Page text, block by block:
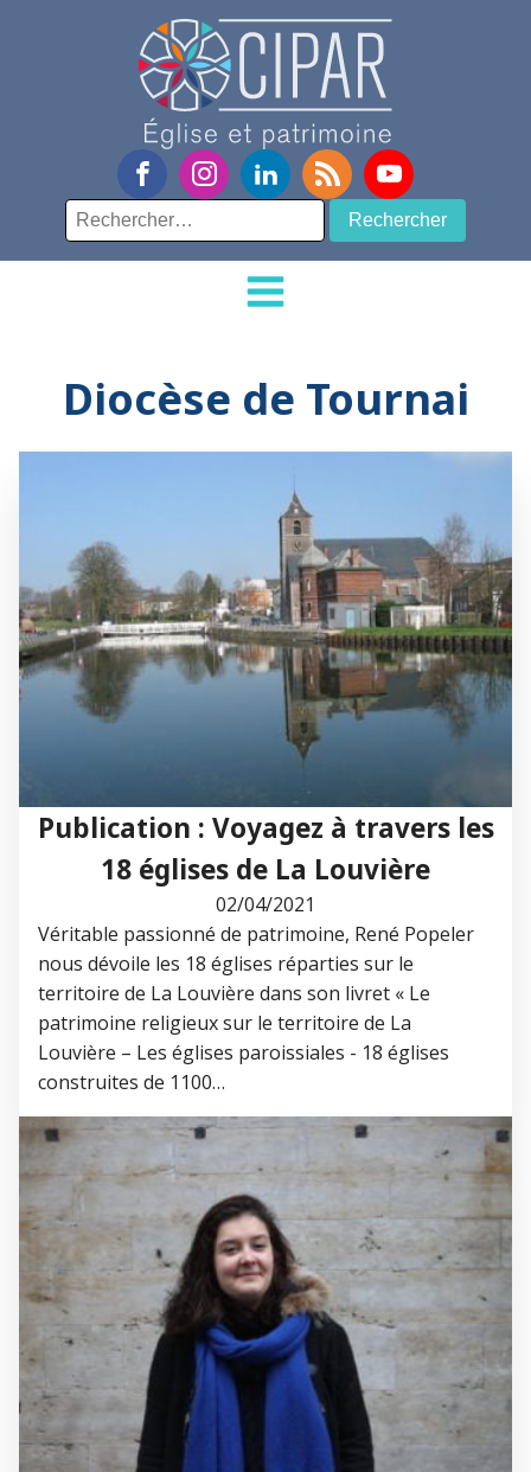
Rechercher :
Diocèse de Tournai
Publication : Voyagez à travers les
18 églises de La Louvière
02/04/2021
Véritable passionné de patrimoine, René Popeler
nous dévoile les 18 églises réparties sur le
territoire de La Louvière dans son livret « Le
patrimoine religieux sur le territoire de La
Louvière – Les églises paroissiales - 18 églises
construites de 1100…